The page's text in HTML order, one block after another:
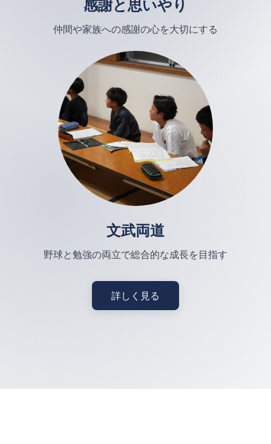
感謝と思いやり
仲間や家族への感謝の心を大切にする
文武両道
野球と勉強の両立で総合的な成長を目指す
詳しく見る